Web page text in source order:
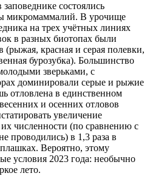
состоялись
микромаммалий. В урочище
на трех учётных линиях
в разных биотопах были
(рыжая, красная и серая полевки,
бурозубка). Большинство
зверьками, с
доминировали серые и рыжие
отловлена в единственном
и осенних отловов
увеличение
численности (по сравнению с
проводились) в 1,3 раза в
Вероятно, этому
условия 2023 года: необычно
лето.